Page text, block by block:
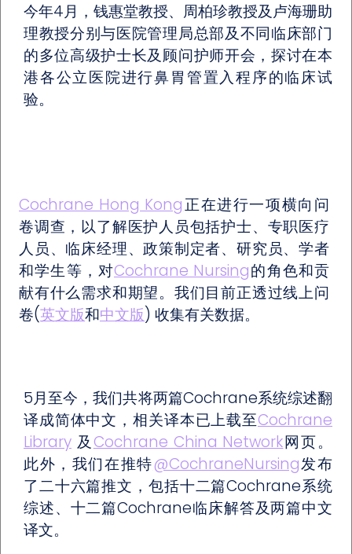
今年4月，钱惠堂教授、周柏珍教授及卢海珊助
理教授分别与医院管理局总部及不同临床部门
的多位高级护士长及顾问护师开会，探讨在本
港各公立医院进行鼻胃管置入程序的临床试
验。
Cochrane Hong Kong正在进行一项横向问
卷调查，以了解医护人员包括护士、专职医疗
人员、临床经理、政策制定者、研究员、学者
和学生等，对Cochrane Nursing的角色和贡
献有什么需求和期望。我们目前正透过线上问
卷(英文版和中文版) 收集有关数据。
5月至今，我们共将两篇Cochrane系统综述翻
译成简体中文，相关译本已上载至Cochrane
Library 及Cochrane China Network网页。
此外，我们在推特@CochraneNursing发布
了二十六篇推文，包括十二篇Cochrane系统
综述、十二篇Cochrane临床解答及两篇中文
译文。